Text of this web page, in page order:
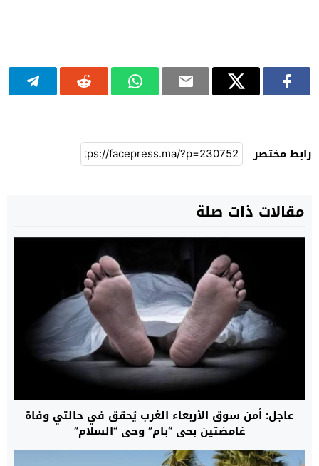
رابط مختصر
مقالات ذات صلة
عاجل: أمن سوق الأربعاء الغرب يُحقق في حالتي وفاة
غامضتين بحي “بام” وحي “السلام”